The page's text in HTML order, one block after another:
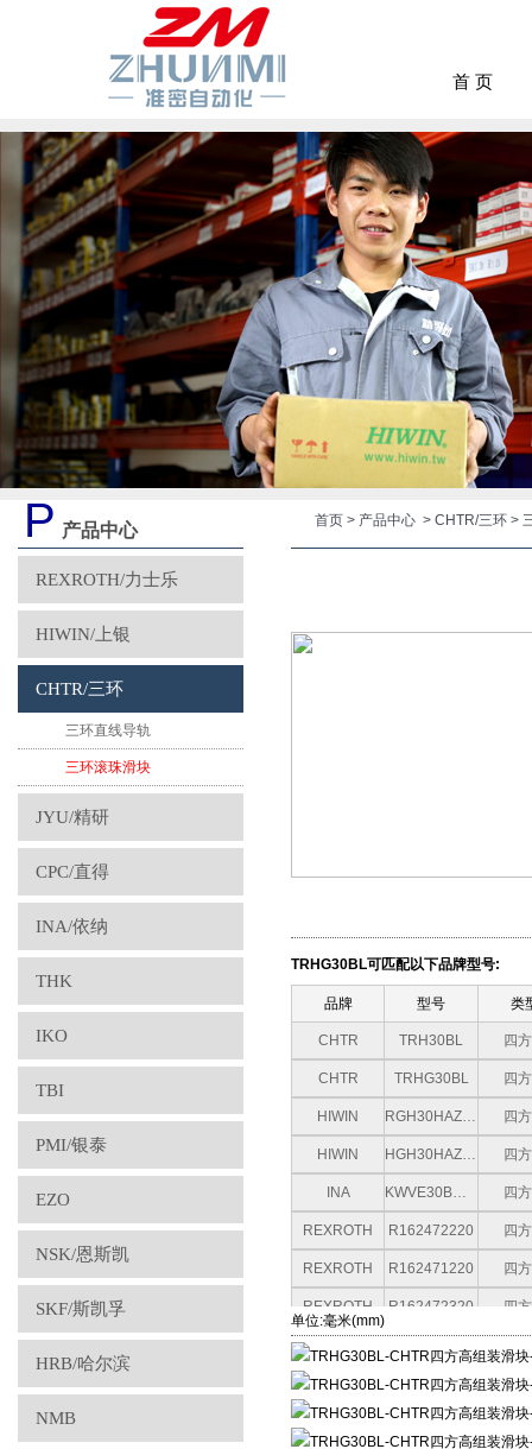
首 页
P 产品中心
REXROTH/力士乐
HIWIN/上银
CHTR/三环
三环直线导轨
三环滚珠滑块
JYU/精研
CPC/直得
INA/依纳
THK
IKO
TBI
PMI/银泰
EZO
NSK/恩斯凯
SKF/斯凯孚
HRB/哈尔滨
NMB
首页 > 产品中心 > CHTR/三环 >
TRHG30BL可匹配以下品牌型号:
品牌 型号 类
CHTR TRH30BL 四
CHTR TRHG30BL 四
HIWIN RGH30HAZAH 四
HIWIN HGH30HAZAC 四
INA KWVE30BHLG3V1 四
REXROTH R162472220 四
REXROTH R162471220 四
REXROTH R162472320 四
REXROTH
REXROTH R162471320 四
REXROTH R162479420 四
单位:毫米(mm)